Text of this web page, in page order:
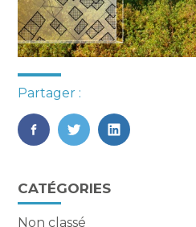
Partager :
FaceBook
TwitterLinkedIn
Blog
sidebar
CATÉGORIES
Non classé